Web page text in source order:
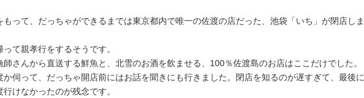
もって、だっちゃができるまでは東京都内で唯一の佐渡の店だった、池袋「いち」が閉店しま
って親孝行をするそうです。
師さんから直送する鮮魚と、北雪のお酒を飲ませる、100％佐渡島のお店はここだけでした。
か伺って、だっちゃ開店前にはお話を聞きにも行きました。閉店を知るのが遅すぎて、最後に
行けなかったのが残念です。